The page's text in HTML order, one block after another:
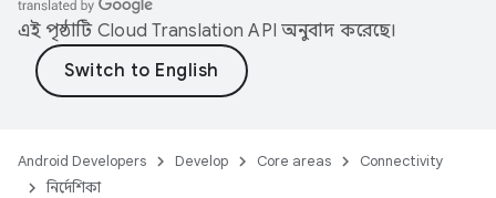
এই পৃষ্ঠাটি Cloud Translation API অনুবাদ করেছে।
Android Developers Develop Core areas
Connectivity
নির্দেশিকা